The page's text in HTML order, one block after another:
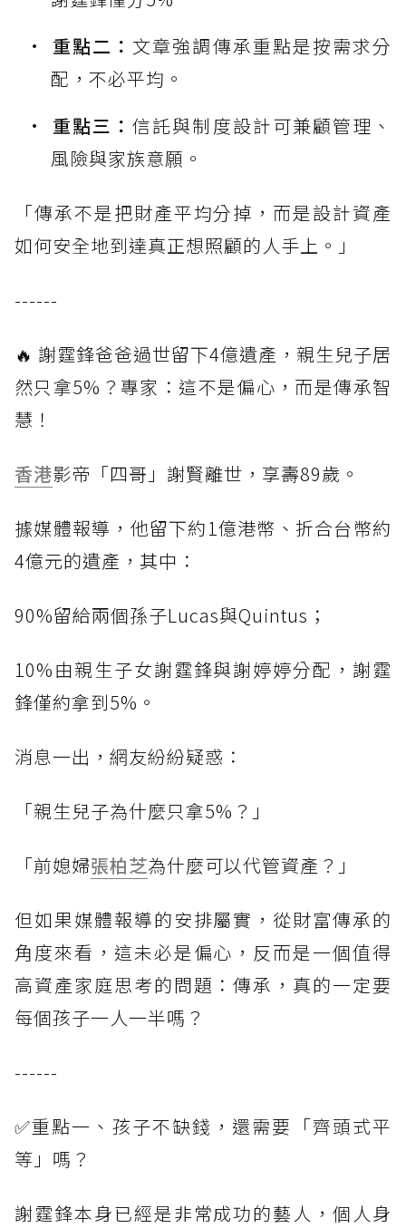
重點二： 文章強調傳承重點是按需求分
配，不必平均。
重點三：信託與制度設計可兼顧管理、
風險與家族意願。
「傳承不是把財產平均分掉，而是設計資產
如何安全地到達真正想照顧的人手上。」
------
🔥 謝霆鋒爸爸過世留下4億遺產，親生兒子居
然只拿5%？專家：這不是偏心，而是傳承智
慧！
香港影帝「四哥」謝賢離世，享壽89歲。
據媒體報導，他留下約1億港幣、折合台幣約
4億元的遺產，其中：
90%留給兩個孫子Lucas與Quintus；
10%由親生子女謝霆鋒與謝婷婷分配，謝霆
鋒僅約拿到5%。
消息一出，網友紛紛疑惑：
「親生兒子為什麼只拿5%？」
「前媳婦張柏芝為什麼可以代管資產？」
但如果媒體報導的安排屬實，從財富傳承的
角度來看，這未必是偏心，反而是一個值得
高資產家庭思考的問題：傳承，真的一定要
每個孩子一人一半嗎？
------
✅重點一、孩子不缺錢，還需要「齊頭式平
等」嗎？
謝霆鋒本身已經是非常成功的藝人，個人身